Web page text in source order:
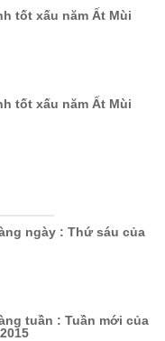
tốt xấu năm Ất Mùi
tốt xấu năm Ất Mùi
ngày : Thứ sáu của
tuần : Tuần mới của